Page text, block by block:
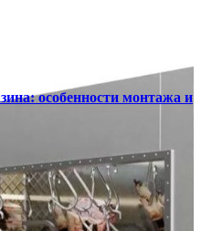
особенности монтажа и